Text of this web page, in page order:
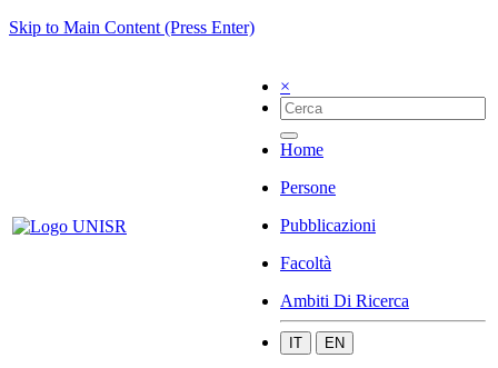
Skip to Main Content (Press Enter)
×
Home
Persone
Pubblicazioni
Facoltà
Ambiti Di Ricerca
IT EN